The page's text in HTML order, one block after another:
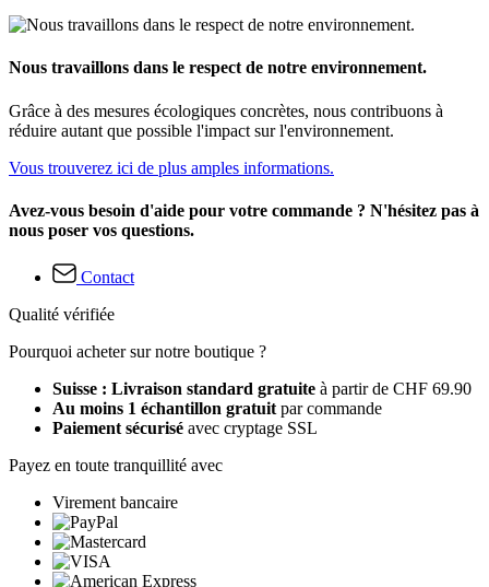
Nous travaillons dans le respect de notre environnement.
Grâce à des mesures écologiques concrètes, nous contribuons à
réduire autant que possible l'impact sur l'environnement.
Vous trouverez ici de plus amples informations.
Avez-vous besoin d'aide pour votre commande ? N'hésitez pas à
nous poser vos questions.
Contact
Qualité vérifiée
Pourquoi acheter sur notre boutique ?
Suisse : Livraison standard gratuite à partir de CHF 69.90
Au moins 1 échantillon gratuit par commande
Paiement sécurisé avec cryptage SSL
Payez en toute tranquillité avec
Virement bancaire